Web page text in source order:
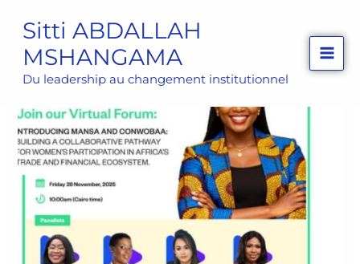
contenu
Sitti ABDALLAH
MSHANGAMA
Du leadership au changement institutionnel